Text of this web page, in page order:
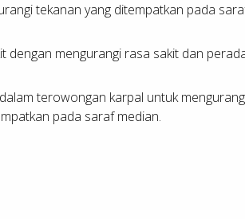
tekanan yang ditempatkan pada
dengan mengurangi rasa sakit dan
terowongan karpal untuk
pada saraf median.